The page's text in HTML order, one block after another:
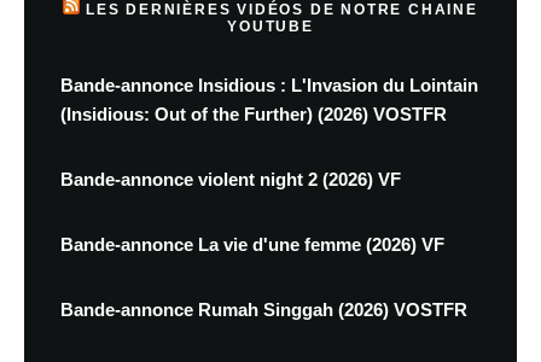
LES DERNIÈRES VIDÉOS DE NOTRE CHAINE
YOUTUBE
Bande-annonce Insidious : L'Invasion du Lointain
(Insidious: Out of the Further) (2026) VOSTFR
Bande-annonce violent night 2 (2026) VF
Bande-annonce La vie d'une femme (2026) VF
Bande-annonce Rumah Singgah (2026) VOSTFR